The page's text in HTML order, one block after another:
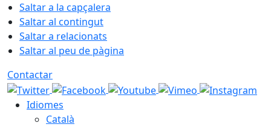
Saltar a la capçalera
Saltar al contingut
Saltar a relacionats
Saltar al peu de pàgina
Contactar
Idiomes
Català